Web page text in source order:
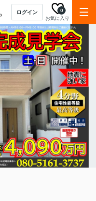
ログイン
お気に入り
0